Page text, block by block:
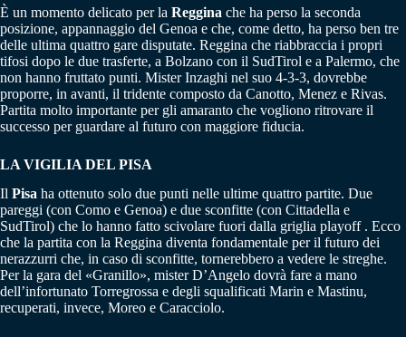
È un momento delicato per la Reggina che ha perso la seconda
posizione, appannaggio del Genoa e che, come detto, ha perso ben tre
delle ultima quattro gare disputate. Reggina che riabbraccia i propri
tifosi dopo le due trasferte, a Bolzano con il SudTirol e a Palermo, che
non hanno fruttato punti. Mister Inzaghi nel suo 4-3-3, dovrebbe
proporre, in avanti, il tridente composto da Canotto, Menez e Rivas.
Partita molto importante per gli amaranto che vogliono ritrovare il
successo per guardare al futuro con maggiore fiducia.
LA VIGILIA DEL PISA
Il Pisa ha ottenuto solo due punti nelle ultime quattro partite. Due
pareggi (con Como e Genoa) e due sconfitte (con Cittadella e
SudTirol) che lo hanno fatto scivolare fuori dalla griglia playoff . Ecco
che la partita con la Reggina diventa fondamentale per il futuro dei
nerazzurri che, in caso di sconfitte, tornerebbero a vedere le streghe.
Per la gara del «Granillo», mister D’Angelo dovrà fare a mano
dell’infortunato Torregrossa e degli squalificati Marin e Mastinu,
recuperati, invece, Moreo e Caracciolo.